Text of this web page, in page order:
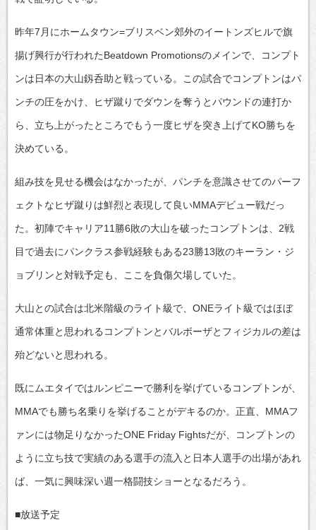
昨年7月にホームタウン=ブリスベン郊外のイートンズヒルで旗
揚げ興行が行われたBeatdown Promotionsのメインで、コンプト
ンは日本の大山釼呑助と戦っている。この試合でコンプトンはパ
ンチの圧をかけ、ヒザ蹴りでダウンを奪うとパウンドの連打か
ら、立ち上がったところでもう一度ヒザを突き上げてKO勝ちを
決めている。
組み技を見せる機会はなかったが、パンチを意識させてのパーフ
ェクトなヒザ蹴りは鮮烈と表現して良いMMAデビュー戦だっ
た。初陣でキャリア11勝6敗の大山を破ったコンプトンは、2戦
目で過去にパンクラス参戦経験もある23勝13敗のキーラン・ジ
ョブリンと対戦予定も、ここを負傷欠場していた。
大山との試合は北米階級のライト級で、ONEライト級ではほぼ
通常体重と思われるコンプトンとバルボーザとフィジカルの差は
殆どないと思われる。
既にムエタイではルンピニーで勝利を挙げているコンプトンが、
MMAでも勝ち名乗りを挙げることがデキるのか。正直、MMAフ
ァンには物足りなかったONE Friday Fightsだが、コンプトンの
ように立ち技で実績のある選手の流入と日本人選手の出場があれ
ば、一気に興味深い週一格闘技ショーとなるだろう。
■放送予定